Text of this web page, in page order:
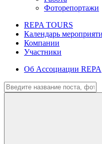
Фоторепортажи
REPA TOURS
Календарь
Компании
Участники
Об Ассоциации REPA